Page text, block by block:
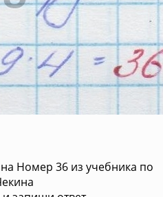
Номер 36 из учебника по